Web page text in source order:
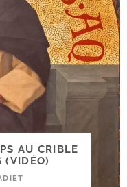
AU CRIBLE
(VIDÉO)